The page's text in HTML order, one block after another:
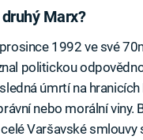
Marx?
1992 ve své
politickou
úmrtí na hranicích
nebo morální viny.
Varšavské smlouvy